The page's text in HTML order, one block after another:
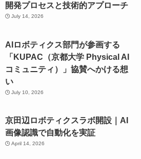
開発プロセスと技術的アプローチ
July 14, 2026
AIロボティクス部門が参画する
「KUPAC（京都大学 Physical AI
コミュニティ）」協賛へかける想
い
July 10, 2026
京田辺ロボティクスラボ開設｜AI
画像認識で自動化を実証
April 14, 2026